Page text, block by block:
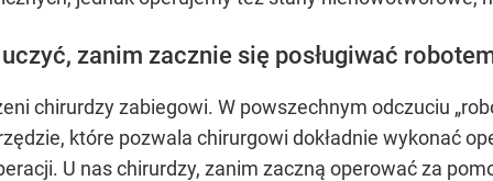
zanim zacznie się posługiwać
chirurdzy zabiegowi. W powszechnym odczuciu
które pozwala chirurgowi dokładnie wykonać
U nas chirurdzy, zanim zaczną operować za